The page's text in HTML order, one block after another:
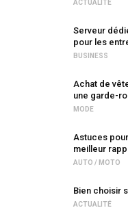
ACTUALITÉ
Serveur
pour les
BUSINESS
Achat de
une garde-
MODE
Astuces
meilleur
AUTO / MOTO
Bien choisir
ACTUALITÉ